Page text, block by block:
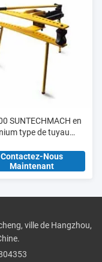
SUNTECHMACH en
type de tuyau
Contactez-Nous
Maintenant
ville de Hangzhou,